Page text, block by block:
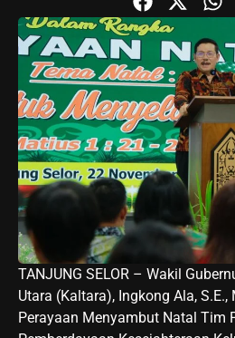
TANJUNG SELOR – Wakil
Utara (Kaltara), Ingkong Ala, S.E.,
Perayaan Menyambut Natal Tim